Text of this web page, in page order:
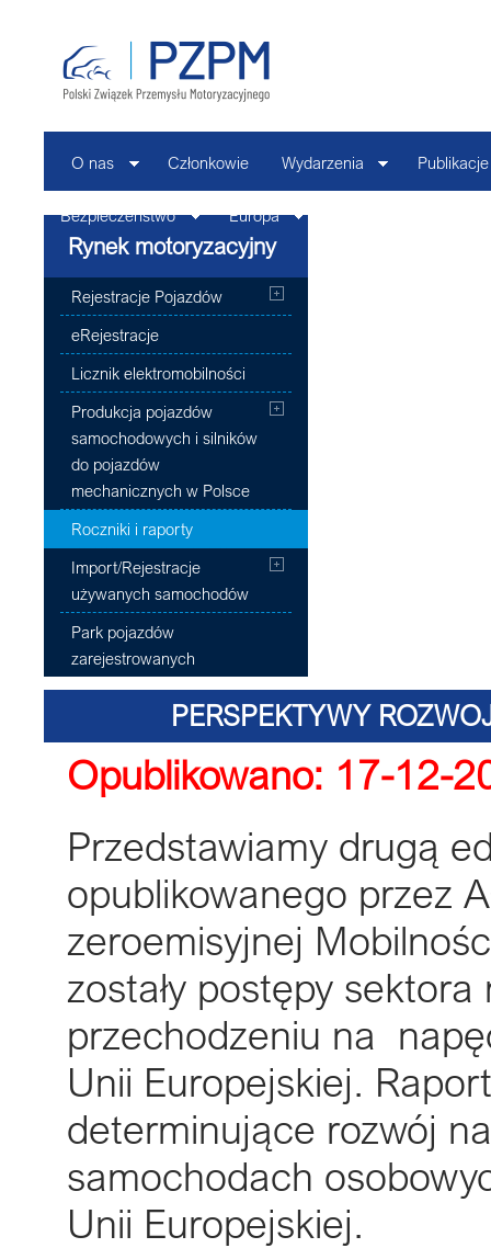
O nas Członkowie Wydarzenia Publikacje
Bezpieczeństwo Europa
Rynek motoryzacyjny
Rejestracje Pojazdów
eRejestracje
Licznik elektromobilności
Produkcja pojazdów
samochodowych i silników
do pojazdów
mechanicznych w Polsce
Roczniki i raporty
Import/Rejestracje
używanych samochodów
Park pojazdów
zarejestrowanych
PERSPEKTYWY
ALTERNATYWNYMI W
Opublikowano: 17-12-
Przedstawiamy drugą
opublikowanego przez
zeroemisyjnej
zostały postępy
przechodzeniu na
Unii Europejskiej.
determinujące rozwój
samochodach
Unii Europejskiej.